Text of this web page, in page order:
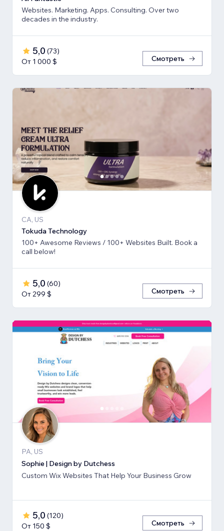
Websites. Marketing. Apps. Consulting. Over two
decades in the industry.
5,0 (73)
От 1 000 $
Смотреть
CA, US
Tokuda Technology
100+ Awesome Reviews / 100+ Websites Built. Book a
call below!
5,0 (60)
От 299 $
Смотреть
PA, US
Sophie | Design by Dutchess
Custom Wix Websites That Help Your Business Grow
5,0 (120)
От 150 $
Смотреть